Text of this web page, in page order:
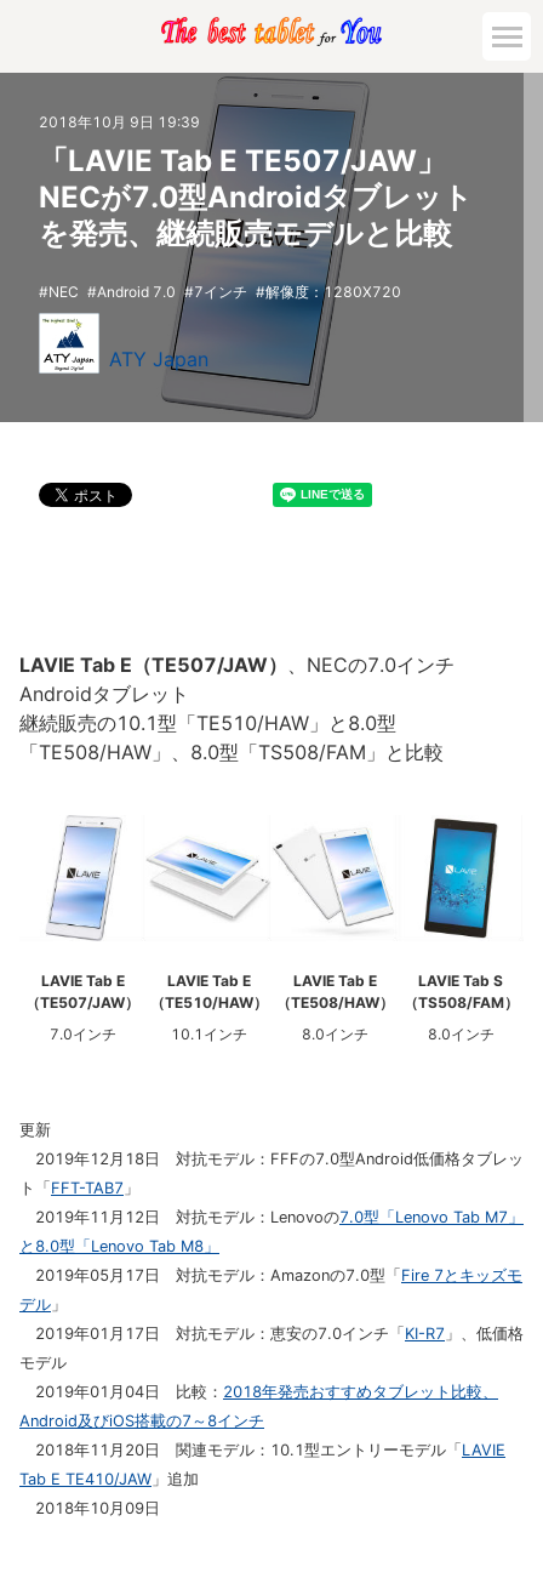
2018年10月 9日 19:39
「LAVIE Tab E TE507/JAW」
NECが7.0型Androidタブレット
を発売、継続販売モデルと比較
NEC Android 7.0 7インチ 解像度：1280X720
ATY Japan
LAVIE Tab E（TE507/JAW） 、NECの7.0インチ
Androidタブレット
継続販売の10.1型「TE510/HAW」と8.0型
「TE508/HAW」、8.0型「TS508/FAM」と比較
LAVIE Tab E
（TE507/JAW）
7.0インチ
LAVIE Tab E
（TE510/HAW）
10.1インチ
LAVIE Tab E
（TE508/HAW）
8.0インチ
LAVIE Tab S
（TS508/FAM）
8.0インチ
更新
2019年12月18日 対抗モデル：FFFの7.0型Android低価格タブレッ
ト「 FFT-TAB7 」
2019年11月12日 対抗モデル：Lenovoの7.0型「Lenovo Tab M7」
と8.0型「Lenovo Tab M8」
2019年05月17日 対抗モデル：Amazonの7.0型「 Fire 7とキッズモ
デル 」
2019年01月17日 対抗モデル：恵安の7.0インチ「 KI-R7 」、低価格
モデル
2019年01月04日 比較： 2018年発売おすすめタブレット比較、
Android及びiOS搭載の7～8インチ
2018年11月20日 関連モデル：10.1型エントリーモデル「 LAVIE
Tab E TE410/JAW 」追加
2018年10月09日